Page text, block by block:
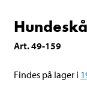
Art.49-159
Findes på lager i